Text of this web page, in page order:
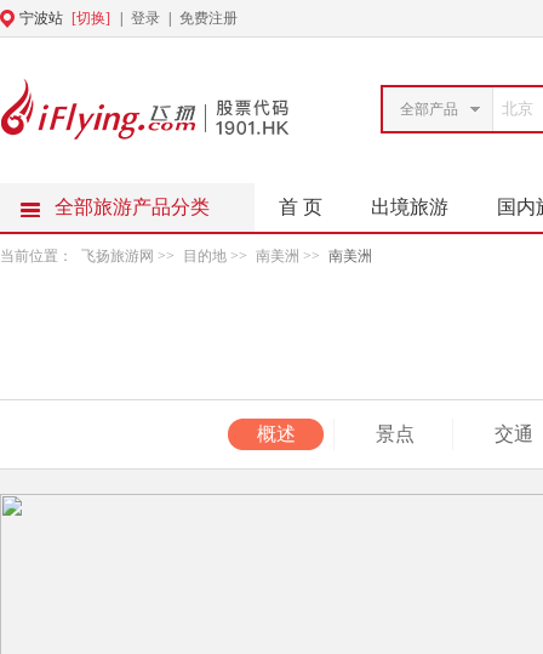
宁波站 [切换] 登录 免费注册
全部产品
全部旅游产品分类 首 页 出境旅游 国内
当前位置： 飞扬旅游网 >> 目的地 >> 南美洲 >> 南美洲
概述 景点 交通